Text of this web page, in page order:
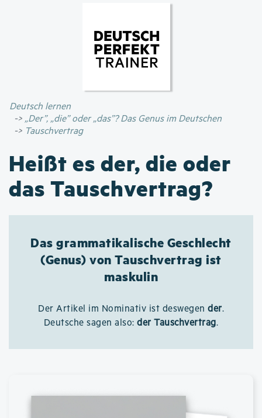
Inhalt
Deutsch lernen
„Der”, „die” oder „das”? Das Genus im Deutschen
Tauschvertrag
Heißt es der, die oder
das Tauschvertrag?
Das grammatikalische Geschlecht
(Genus) von Tauschvertrag ist
maskulin
Der Artikel im Nominativ ist deswegen der.
Deutsche sagen also:der Tauschvertrag.